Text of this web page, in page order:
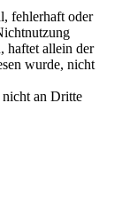
fehlerhaft oder
haftet allein der
wurde, nicht
an Dritte